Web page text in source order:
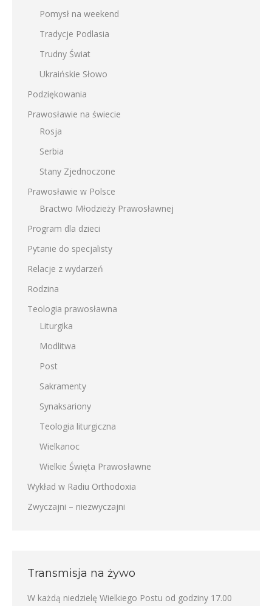
Pomysł na weekend
Tradycje Podlasia
Trudny Świat
Ukraińskie Słowo
Podziękowania
Prawosławie na świecie
Rosja
Serbia
Stany Zjednoczone
Prawosławie w Polsce
Bractwo Młodzieży Prawosławnej
Program dla dzieci
Pytanie do specjalisty
Relacje z wydarzeń
Rodzina
Teologia prawosławna
Liturgika
Modlitwa
Post
Sakramenty
Synaksariony
Teologia liturgiczna
Wielkanoc
Wielkie Święta Prawosławne
Wykład w Radiu Orthodoxia
Zwyczajni – niezwyczajni
Transmisja na żywo
W każdą niedzielę Wielkiego Postu od godziny 17.00